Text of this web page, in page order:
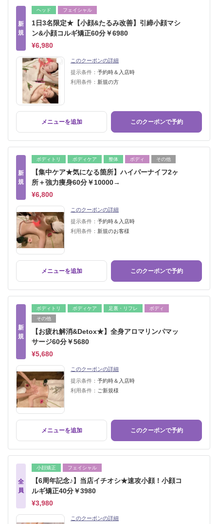
新
規
ヘッド フェイシャル
1日3名限定★【小顔&たるみ改善】引締小顔マシ
ン&小顔コルギ矯正60分￥6980
¥6,980
このクーポンの詳細
提示条件： 予約時＆入店時
利用条件： 新規の方
メニューを追加 このクーポンで予約
新
規
ボディトリ ボディケア 整体 ボディ その他
【集中ケア★気になる箇所】ハイパーナイフ2ヶ
所＋強力痩身60分￥10000→
¥6,800
このクーポンの詳細
提示条件： 予約時＆入店時
利用条件： 新規のお客様
メニューを追加 このクーポンで予約
新
規
ボディトリ ボディケア 足裏・リフレ
ボディ
その他
【お疲れ解消&Detox★】全身アロマリンパマッ
サージ60分￥5680
¥5,680
このクーポンの詳細
提示条件： 予約時＆入店時
利用条件： ご新規様
メニューを追加 このクーポンで予約
全
員
小顔矯正 フェイシャル
【6周年記念♪】当店イチオシ★速攻小顔！小顔コ
ルギ矯正40分￥3980
¥3,980
このクーポンの詳細